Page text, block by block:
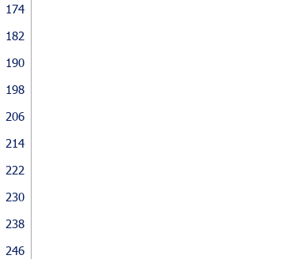
174
182
190
198
206
214
222
230
238
246